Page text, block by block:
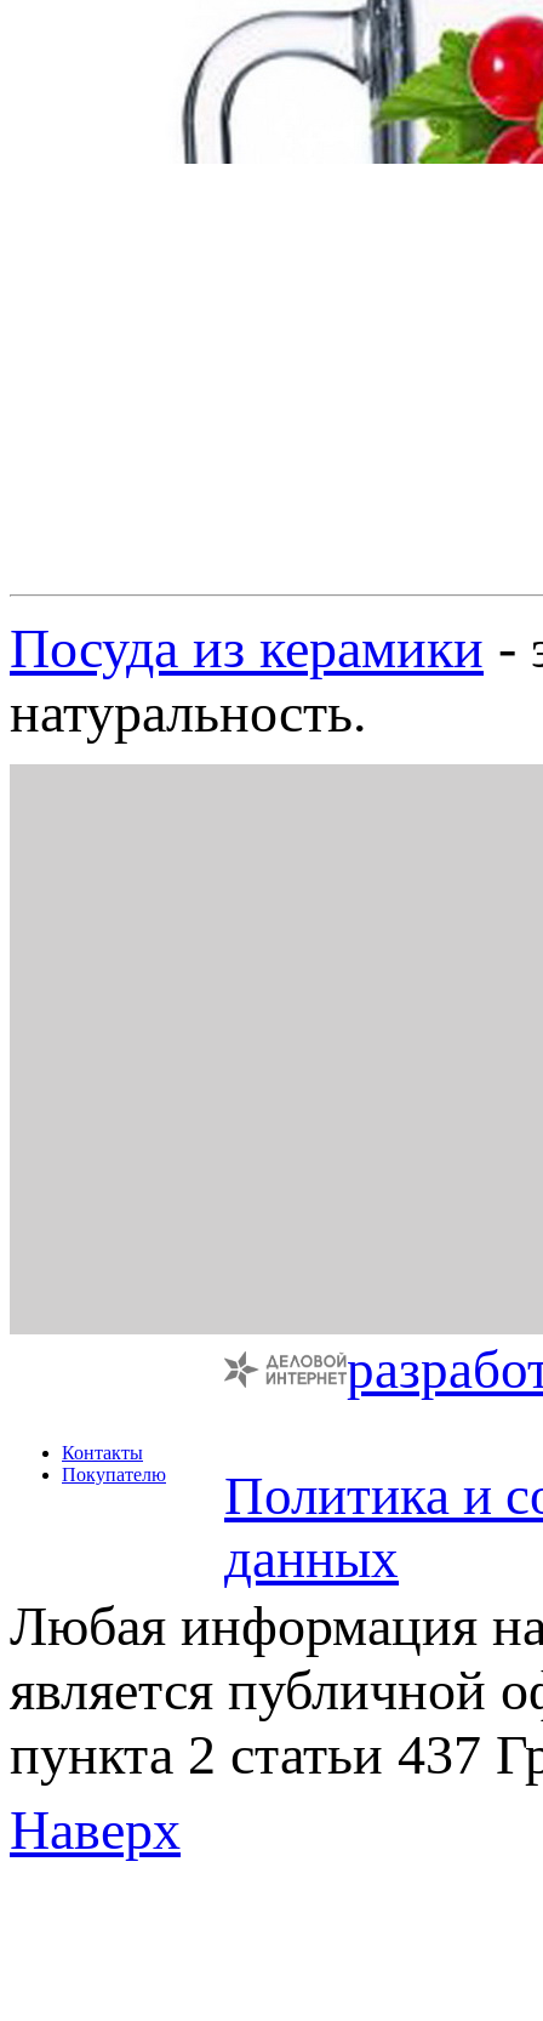
Посуда из керамики -
натуральность.
Контакты
Покупателю
Политика и
данных
Любая информация на
является публичной
пункта 2 статьи 437
Наверх